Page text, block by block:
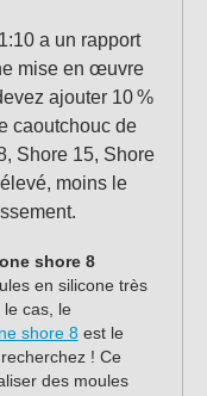
a un rapport
mise en œuvre
ajouter 10 %
caoutchouc de
Shore 15, Shore
moins le
shore 8
en silicone très
cas, le
shore 8 est le
! Ce
des moules